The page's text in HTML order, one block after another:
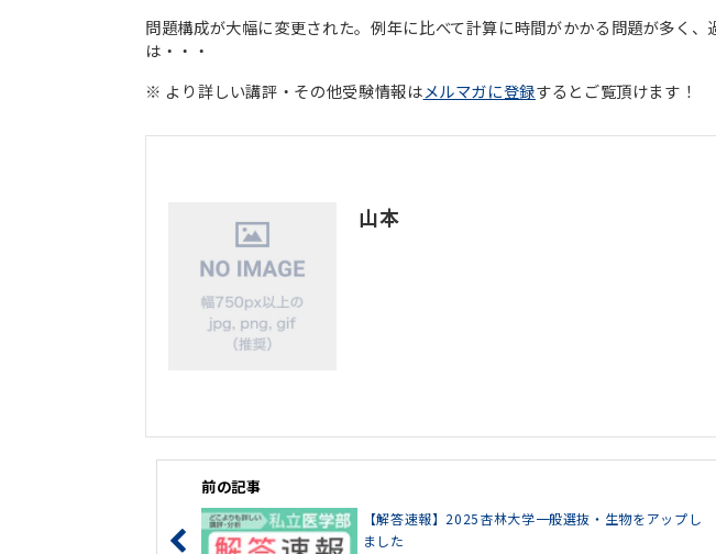
問題構成が大幅に変更された。例年に比べて計算に時間がかかる問題が多く
は・・・
※ より詳しい講評・その他受験情報はメルマガに登録するとご覧頂けます！
山本
前の記事
【解答速報】2025杏林大学一般選抜・生物をアップし
ました